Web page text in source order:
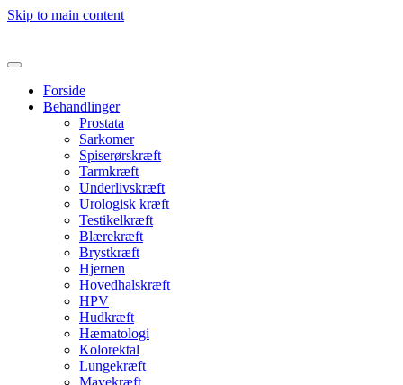
Skip to main content
Forside
Behandlinger
Prostata
Sarkomer
Spiserørskræft
Tarmkræft
Underlivskræft
Urologisk kræft
Testikelkræft
Blærekræft
Brystkræft
Hjernen
Hovedhalskræft
HPV
Hudkræft
Hæmatologi
Kolorektal
Lungekræft
Mavekræft